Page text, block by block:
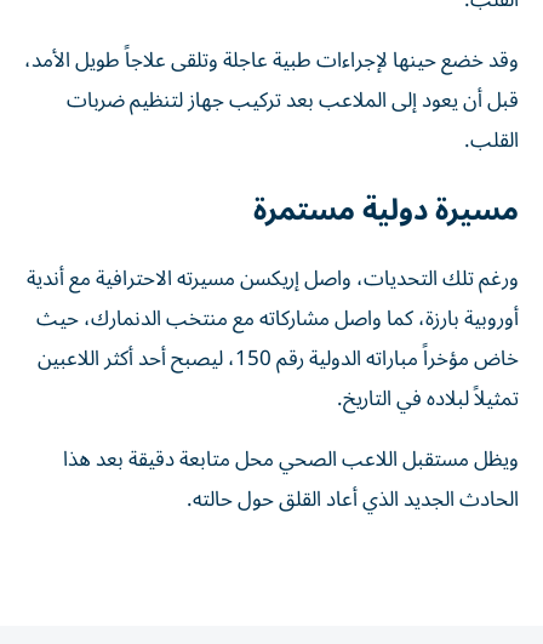
وقد خضع حينها لإجراءات طبية عاجلة وتلقى علاجاً طويل الأمد،
قبل أن يعود إلى الملاعب بعد تركيب جهاز لتنظيم ضربات
القلب.
مسيرة دولية مستمرة
ورغم تلك التحديات، واصل إريكسن مسيرته الاحترافية مع أندية
أوروبية بارزة، كما واصل مشاركاته مع منتخب الدنمارك، حيث
خاض مؤخراً مباراته الدولية رقم 150، ليصبح أحد أكثر اللاعبين
تمثيلاً لبلاده في التاريخ.
ويظل مستقبل اللاعب الصحي محل متابعة دقيقة بعد هذا
الحادث الجديد الذي أعاد القلق حول حالته.